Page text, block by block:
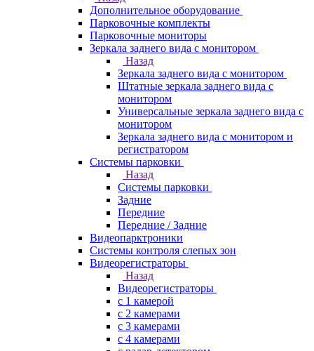
Дополнительное оборудование
Парковочные комплекты
Парковочные мониторы
Зеркала заднего вида с монитором
Назад
Зеркала заднего вида с монитором
Штатные зеркала заднего вида с
монитором
Универсальные зеркала заднего вида с
монитором
Зеркала заднего вида с монитором и
регистратором
Системы парковки
Назад
Системы парковки
Задние
Передние
Передние / Задние
Видеопарктроники
Системы контроля слепых зон
Видеорегистраторы
Назад
Видеорегистраторы
с 1 камерой
с 2 камерами
с 3 камерами
с 4 камерами